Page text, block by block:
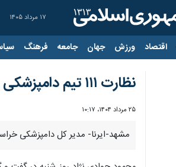
۱۷ مرداد ۱۴۰۵
اقتصاد ورزش جهان جامعه فرهنگ
نظارت ۱۱۱ تیم دامپزشکی خراسان رضوی بر تولید و عرضه مواد خام دامی در دهه پایانی صفر
۲۵ مرداد ۱۴۰۴، ۱۰:۱۷